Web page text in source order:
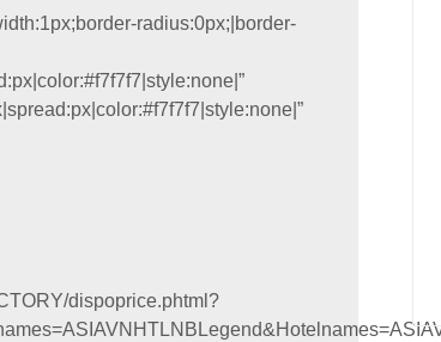
radius:0px;|border-
dispoprice.phtml?